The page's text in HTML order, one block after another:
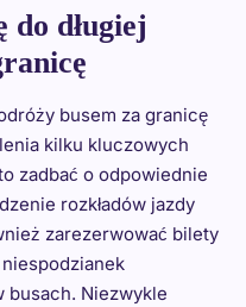
do długiej
busem za granicę
kilku kluczowych
zadbać o odpowiednie
rozkładów jazdy
zarezerwować bilety
busach. Niezwykle